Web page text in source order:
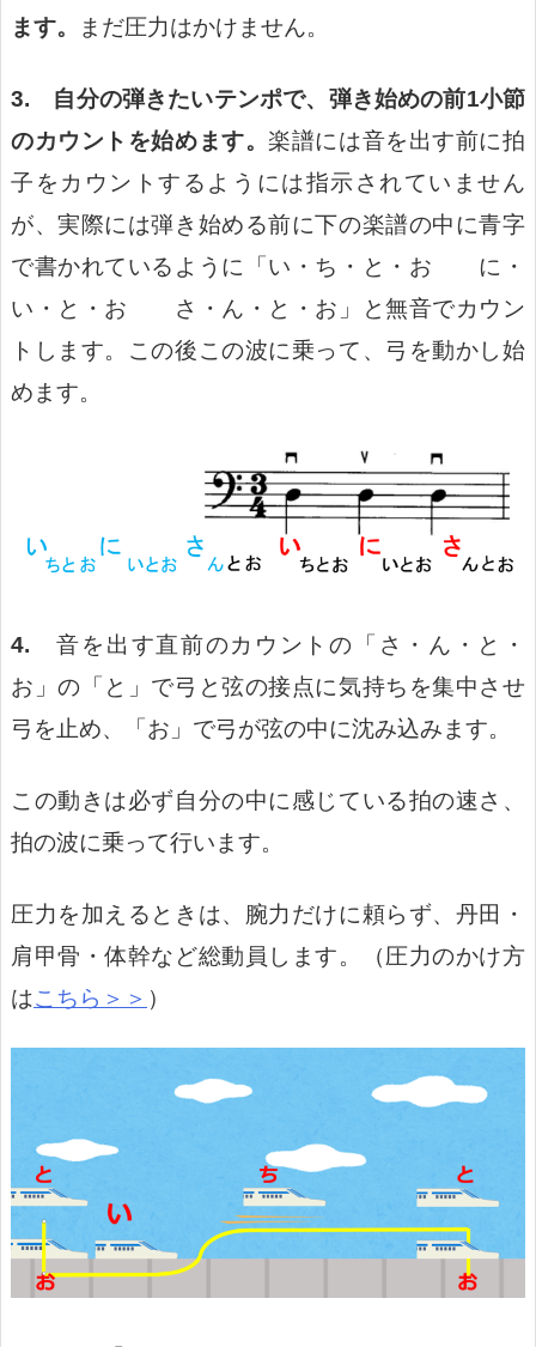
ます。
まだ圧力はかけません。
3.
自分の弾きたいテンポで、弾き始めの前1小節
のカウントを始めます。楽譜には音を出す前に拍
子をカウントするようには指示されていません
が、実際には弾き始める前に下の楽譜の中に青字
で書かれているように「い・ち・と・お に・
い・と・お さ・ん・と・お」と無音でカウン
トします。この後この波に乗って、弓を動かし始
めます。
4.音を出す直前のカウントの「さ・ん・と・
お」の「と」で弓と弦の接点に気持ちを集中させ
弓を止め、
「お」で弓が弦の中に沈み込みます。
この動きは必ず自分の中に感じている拍の速さ、
拍の波に乗って行います。
圧力を加えるときは、腕力だけに頼らず、丹田・
肩甲骨・体幹など総動員します。（圧力のかけ方
はこちら＞＞ ）